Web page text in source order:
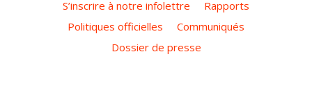
S’inscrire à notre infolettre
Rapports
Politiques officielles
Communiqués
Dossier de presse